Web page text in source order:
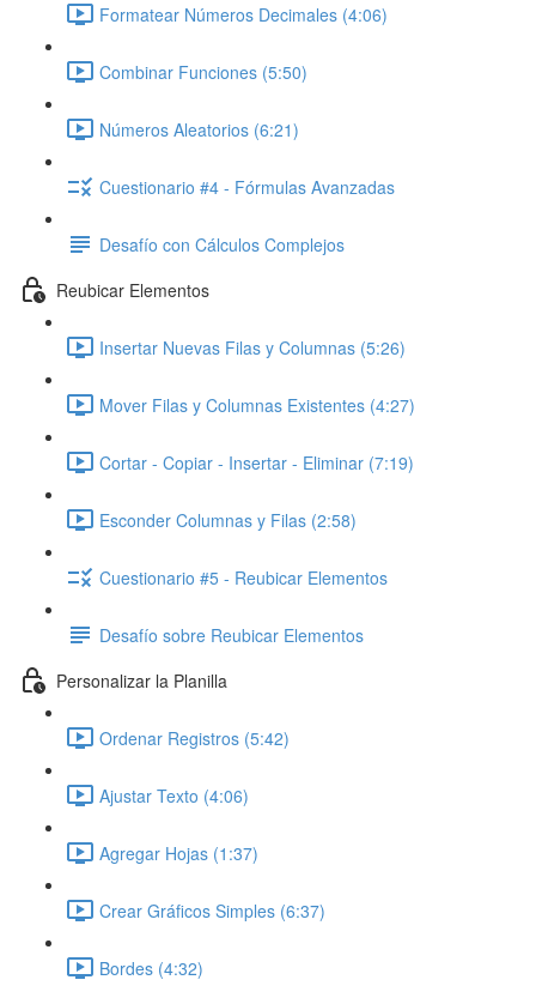
Formatear Números Decimales (4:06)
Combinar Funciones (5:50)
Números Aleatorios (6:21)
Cuestionario #4 - Fórmulas Avanzadas
Desafío con Cálculos Complejos
Reubicar Elementos
Insertar Nuevas Filas y Columnas (5:26)
Mover Filas y Columnas Existentes (4:27)
Cortar - Copiar - Insertar - Eliminar (7:19)
Esconder Columnas y Filas (2:58)
Cuestionario #5 - Reubicar Elementos
Desafío sobre Reubicar Elementos
Personalizar la Planilla
Ordenar Registros (5:42)
Ajustar Texto (4:06)
Agregar Hojas (1:37)
Crear Gráficos Simples (6:37)
Bordes (4:32)